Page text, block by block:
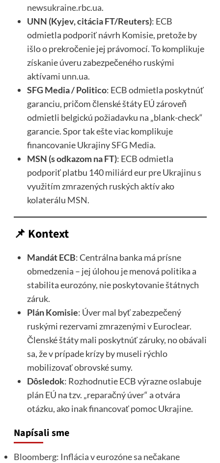
newsukraine.rbc.ua.
UNN (Kyjev, citácia FT/Reuters): ECB
odmietla podporiť návrh Komisie, pretože by
išlo o prekročenie jej právomocí. To komplikuje
získanie úveru zabezpečeného ruskými
aktívami unn.ua.
SFG Media / Politico: ECB odmietla poskytnúť
garanciu, pričom členské štáty EÚ zároveň
odmietli belgickú požiadavku na „blank-check“
garancie. Spor tak ešte viac komplikuje
financovanie UkrajinySFG Media.
MSN (s odkazom na FT): ECB odmietla
podporiť platbu 140 miliárd eur pre Ukrajinu s
využitím zmrazených ruských aktív ako
kolaterálu MSN.
📌 Kontext
Mandát ECB: Centrálna banka má prísne
obmedzenia – jej úlohou je menová politika a
stabilita eurozóny, nie poskytovanie štátnych
záruk.
Plán Komisie: Úver mal byť zabezpečený
ruskými rezervami zmrazenými v Euroclear.
Členské štáty mali poskytnúť záruky, no obávali
sa, že v prípade krízy by museli rýchlo
mobilizovať obrovské sumy.
Dôsledok: Rozhodnutie ECB výrazne oslabuje
plán EÚ na tzv. „reparačný úver“ a otvára
otázku, ako inak financovať pomoc Ukrajine.
Napísali sme
Bloomberg: Inflácia v eurozóne sa nečakane